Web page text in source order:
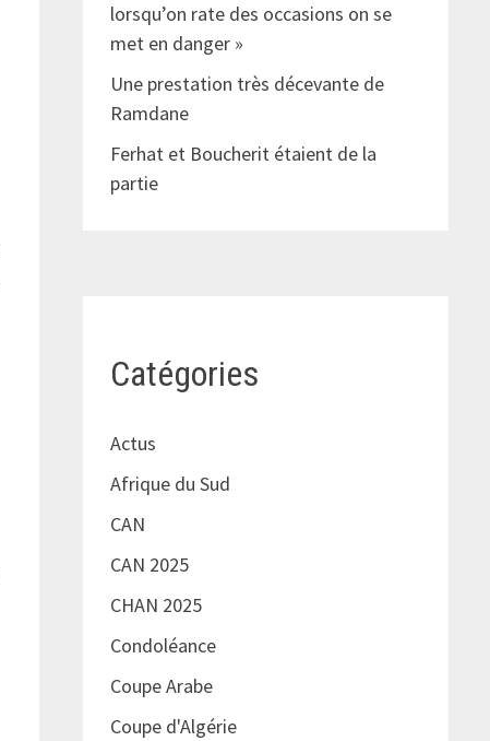
lorsqu’on rate des occasions on se
met en danger »
Une prestation très décevante de
Ramdane
Ferhat et Boucherit étaient de la
partie
Catégories
Actus
Afrique du Sud
CAN
CAN 2025
CHAN 2025
Condoléance
Coupe Arabe
Coupe d'Algérie